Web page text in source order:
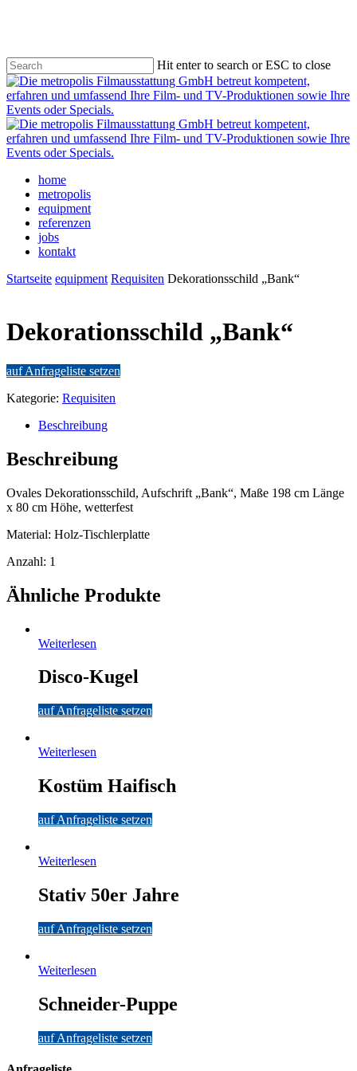
content
Hit enter to search or ESC to close
Close
Search
Menu
home
metropolis
equipment
referenzen
jobs
kontakt
Startseite equipment Requisiten Dekorationsschild „Bank“
Dekorationsschild „Bank“
auf Anfrageliste setzen
Kategorie: Requisiten
Beschreibung
Beschreibung
Ovales Dekorationsschild, Aufschrift „Bank“, Maße 198 cm Länge
x 80 cm Höhe, wetterfest
Material: Holz-Tischlerplatte
Anzahl: 1
Ähnliche Produkte
Weiterlesen
Disco-Kugel
auf Anfrageliste setzen
Weiterlesen
Kostüm Haifisch
auf Anfrageliste setzen
Weiterlesen
Stativ 50er Jahre
auf Anfrageliste setzen
Weiterlesen
Schneider-Puppe
auf Anfrageliste setzen